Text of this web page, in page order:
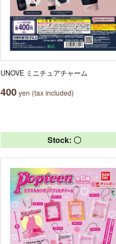
UNOVE ミニチュアチャーム
400 yen (tax included)
Stock: 〇